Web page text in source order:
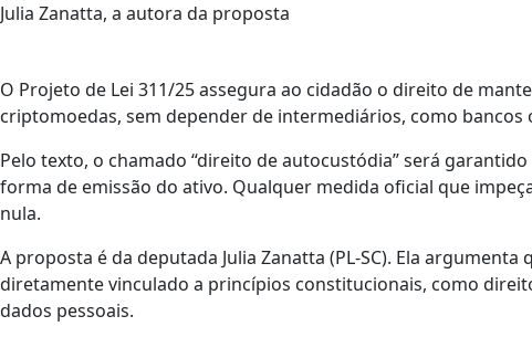
Julia Zanatta, a autora da proposta
O Projeto de Lei 311/25 assegura ao cidadão o direito de
criptomoedas, sem depender de intermediários, como bancos
Pelo texto, o chamado “direito de autocustódia” será
forma de emissão do ativo. Qualquer medida oficial que
nula.
A proposta é da deputada Julia Zanatta (PL-SC). Ela
diretamente vinculado a princípios constitucionais, como
dados pessoais.